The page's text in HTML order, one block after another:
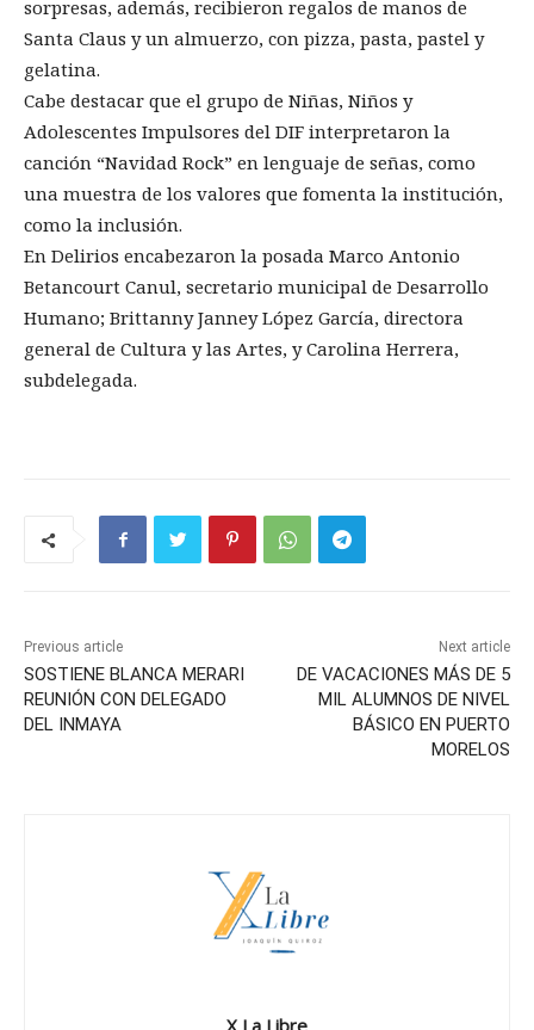
sorpresas, además, recibieron regalos de manos de
Santa Claus y un almuerzo, con pizza, pasta, pastel y
gelatina.
Cabe destacar que el grupo de Niñas, Niños y
Adolescentes Impulsores del DIF interpretaron la
canción “Navidad Rock” en lenguaje de señas, como
una muestra de los valores que fomenta la institución,
como la inclusión.
En Delirios encabezaron la posada Marco Antonio
Betancourt Canul, secretario municipal de Desarrollo
Humano; Brittanny Janney López García, directora
general de Cultura y las Artes, y Carolina Herrera,
subdelegada.
Previous article
SOSTIENE BLANCA MERARI
REUNIÓN CON DELEGADO
DEL INMAYA
Next article
DE VACACIONES MÁS DE 5
MIL ALUMNOS DE NIVEL
BÁSICO EN PUERTO
MORELOS